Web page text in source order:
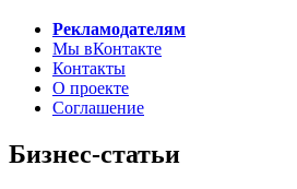
Рекламодателям
Мы вКонтакте
Контакты
О проекте
Соглашение
Бизнес-статьи